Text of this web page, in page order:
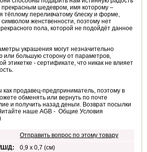
прекрасным шедевром, имя которому –
тёплому переливчатому блеску и форме,
женственности, поэтому нет
пола, которой не подойдёт данное
украшения могут незначительно
или большую сторону от параметров,
этикетке - сертификате, что никак не влияет
как продавец-предприниматель, поэтому в
обменять или вернуть по почте
и получить назад деньги. Возврат посылки
наше AGB - Общие Условия
Отправить вопрос по этому товару
Ш/Д:
0,9 x 0,7 (см)